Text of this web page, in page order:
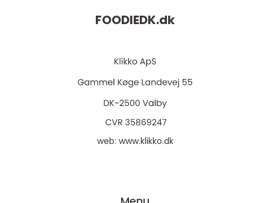
FOODIEDK.dk
web: www.klikko.dk